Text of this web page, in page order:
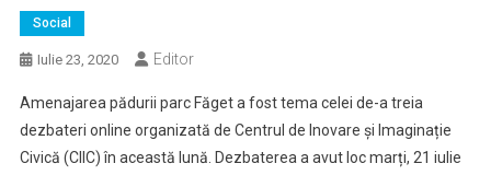
Social
Iulie 23, 2020 Editor
Amenajarea pădurii parc Făget a fost tema celei de-a treia
dezbateri online organizată de Centrul de Inovare și Imaginație
Civică (CIIC) în această lună. Dezbaterea a avut loc marți, 21 iulie